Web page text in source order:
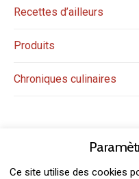
Recettes d’ailleurs
Produits
Chroniques culinaires
Ce site utilise des cookies